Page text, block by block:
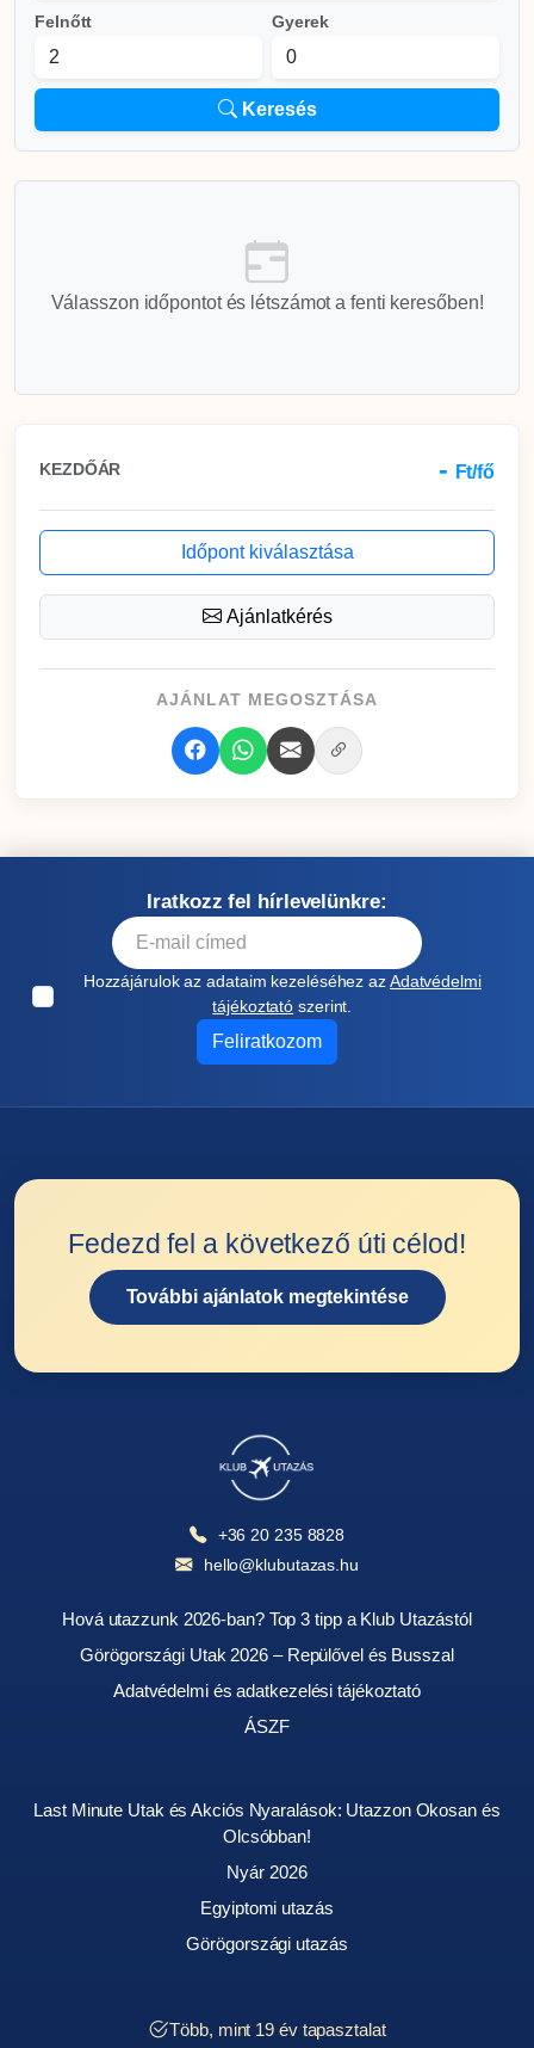
Felnőtt Gyerek
Keresés
Válasszon időpontot és létszámot a fenti keresőben!
KEZDŐÁR - Ft/fő
Időpont kiválasztása
Ajánlatkérés
AJÁNLAT MEGOSZTÁSA
Iratkozz fel hírlevelünkre:
Hozzájárulok az adataim kezeléséhez azAdatvédelmi
tájékoztató szerint.
Feliratkozom
Fedezd fel a következő úti célod!
További ajánlatok megtekintése
+36 20 235 8828
hello@klubutazas.hu
Hová utazzunk 2026-ban? Top 3 tipp a Klub Utazástól
Görögországi Utak 2026 – Repülővel és Busszal
Adatvédelmi és adatkezelési tájékoztató
ÁSZF
Last Minute Utak és Akciós Nyaralások: Utazzon Okosan és
Olcsóbban!
Nyár 2026
Egyiptomi utazás
Görögországi utazás
Több, mint 19 év tapasztalat